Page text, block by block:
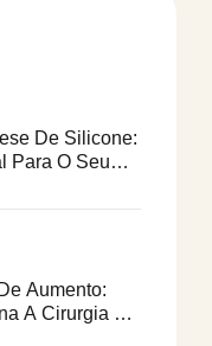
De Silicone:
Para O Seu
Aumento:
A Cirurgia De